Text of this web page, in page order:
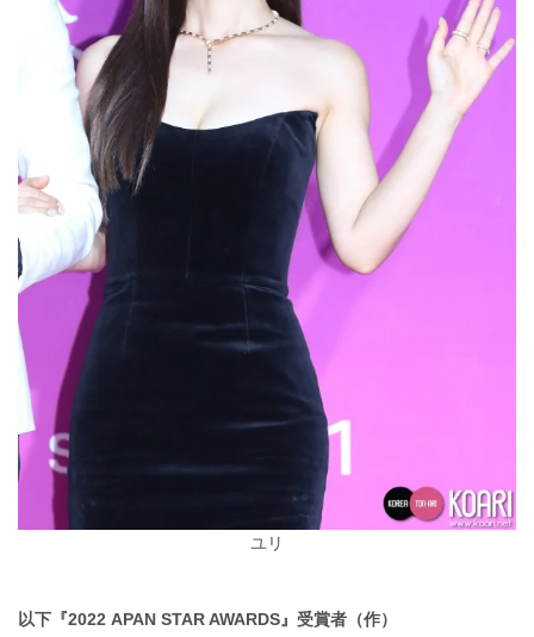
ユリ
以下『2022 APAN STAR AWARDS』受賞者（作）